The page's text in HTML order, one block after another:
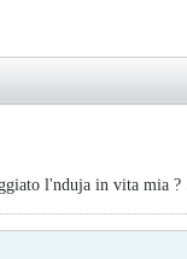
l'nduja in vita mia ?